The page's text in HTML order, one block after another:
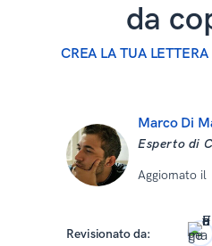
da
CREA LA TUA
Marco Di
Esperto di
Aggiornato il
Revisionato da: